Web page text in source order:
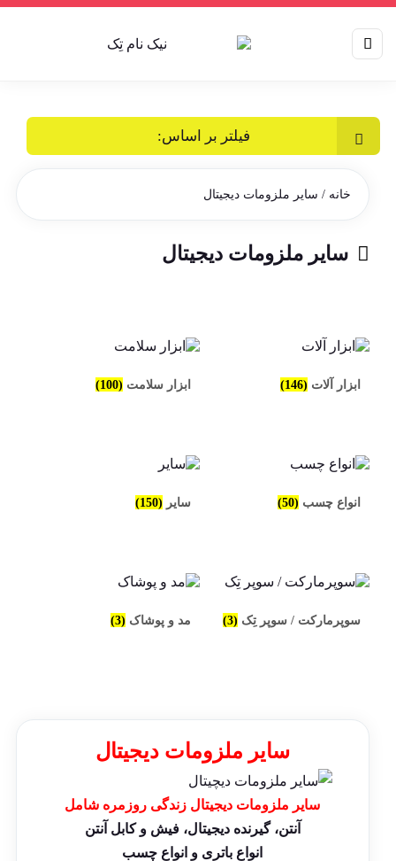
فیلتر بر اساس:
خانه / سایر ملزومات دیجیتال
سایر ملزومات دیجیتال
ابزار آلات (146) ابزار سلامت (100)
انواع چسب (50) سایر (150)
سوپرمارکت / سوپر تِک (3) مد و پوشاک (3)
سایر ملزومات دیجیتال
سایر ملزومات دیجیتال زندگی روزمره شامل
آنتن، گیرنده دیجیتال، فیش و کابل آنتن
انواع باتری و انواع چسب